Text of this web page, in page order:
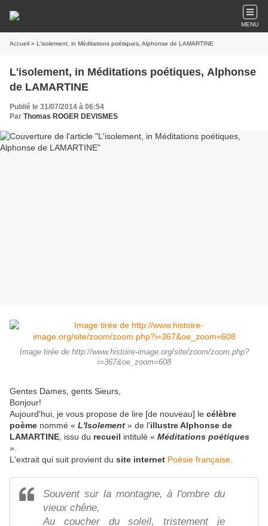
MENU
Accueil » L'isolement, in Méditations poétiques, Alphonse de LAMARTINE
L'isolement, in Méditations poétiques, Alphonse
de LAMARTINE
Publié le 31/07/2014 à 06:54
Par Thomas ROGER DEVISMES
Image tirée de http://www.histoire-image.org/site/zoom/zoom.php?
i=367&oe_zoom=608
Gentes Dames, gents Sieurs,
Bonjour!
Aujourd'hui, je vous propose de lire [de nouveau] le célèbre
poème nommé « L'Isolement » de l'illustre Alphonse de
LAMARTINE , issu du recueil intitulé « Méditations poétiques
».
L'extrait qui suit provient du site internet Poésie française
Souvent sur la montagne, à l'ombre du
vieux chêne,
Au coucher du soleil, tristement je